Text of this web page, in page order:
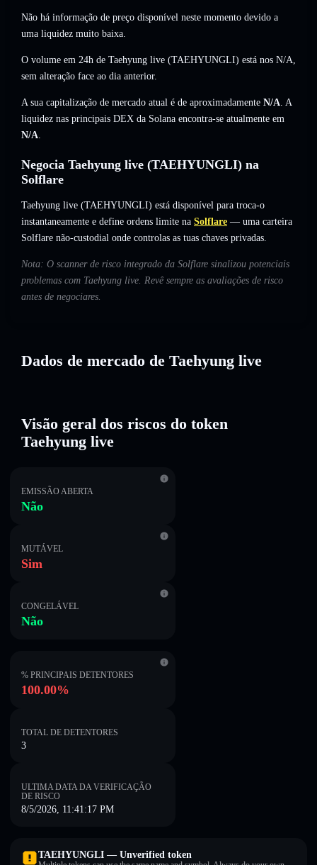
Não há informação de preço disponível neste momento devido a
uma liquidez muito baixa.
O volume em 24h de Taehyung live (TAEHYUNGLI) está nos N/A,
sem alteração face ao dia anterior.
A sua capitalização de mercado atual é de aproximadamente N/A. A
liquidez nas principais DEX da Solana encontra-se atualmente em
N/A.
Negocia Taehyung live (TAEHYUNGLI) na
Solflare
Taehyung live (TAEHYUNGLI) está disponível para troca-o
instantaneamente e define ordens limite na Solflare — uma carteira
Solflare não-custodial onde controlas as tuas chaves privadas.
Nota: O scanner de risco integrado da Solflare sinalizou potenciais
problemas com Taehyung live. Revê sempre as avaliações de risco
antes de negociares.
Dados de mercado de Taehyung live
Visão geral dos riscos do token
Taehyung live
EMISSÃO ABERTA
Não
MUTÁVEL
Sim
CONGELÁVEL
Não
% PRINCIPAIS DETENTORES
100.00%
TOTAL DE DETENTORES
3
ULTIMA DATA DA VERIFICAÇÃO
DE RISCO
8/5/2026, 11:41:17 PM
TAEHYUNGLI — Unverified token